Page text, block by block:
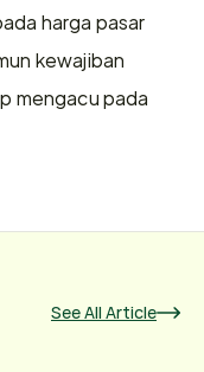
harga pasar
kewajiban
mengacu pada
See All Article